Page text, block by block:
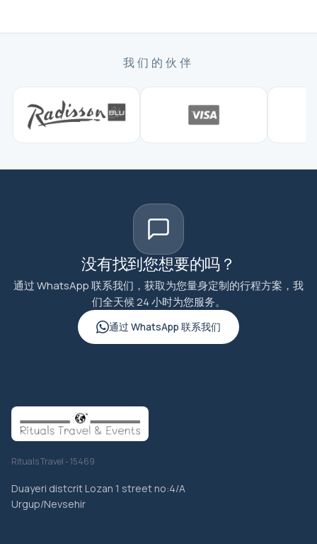
我们的伙伴
没有找到您想要的吗？
通过 WhatsApp 联系我们，获取为您量身定制的行程方案，我
们全天候 24 小时为您服务。
通过 WhatsApp 联系我们
Rituals Travel - 15469
Duayeri distcrit Lozan 1 street no:4/A
Urgup/Nevsehir